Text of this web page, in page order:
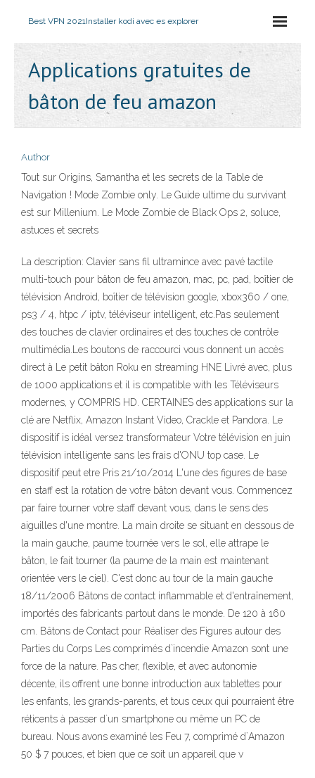
Best VPN 2021Installer kodi avec es explorer
Applications gratuites de
bâton de feu amazon
Author
Tout sur Origins, Samantha et les secrets de la Table de
Navigation ! Mode Zombie only. Le Guide ultime du survivant
est sur Millenium. Le Mode Zombie de Black Ops 2, soluce,
astuces et secrets
La description: Clavier sans fil ultramince avec pavé tactile
multi-touch pour bâton de feu amazon, mac, pc, pad, boîtier de
télévision Android, boîtier de télévision google, xbox360 / one,
ps3 / 4, htpc / iptv, téléviseur intelligent, etc.Pas seulement
des touches de clavier ordinaires et des touches de contrôle
multimédia.Les boutons de raccourci vous donnent un accès
direct à Le petit bâton Roku en streaming HNE Livré avec, plus
de 1000 applications et il is compatible with les Téléviseurs
modernes, y COMPRIS HD. CERTAINES des applications sur la
clé are Netflix, Amazon Instant Video, Crackle et Pandora. Le
dispositif is idéal versez transformateur Votre télévision en juin
télévision intelligente sans les frais d'ONU top case. Le
dispositif peut etre Pris 21/10/2014 L'une des figures de base
en staff est la rotation de votre bâton devant vous. Commencez
par faire tourner votre staff devant vous, dans le sens des
aiguilles d'une montre. La main droite se situant en dessous de
la main gauche, paume tournée vers le sol, elle attrape le
bâton, le fait tourner (la paume de la main est maintenant
orientée vers le ciel). C'est donc au tour de la main gauche
18/11/2006 Bâtons de contact inflammable et d'entraînement,
importés des fabricants partout dans le monde. De 120 à 160
cm. Bâtons de Contact pour Réaliser des Figures autour des
Parties du Corps Les comprimés d`incendie Amazon sont une
force de la nature. Pas cher, flexible, et avec autonomie
décente, ils offrent une bonne introduction aux tablettes pour
les enfants, les grands-parents, et tous ceux qui pourraient être
réticents à passer d`un smartphone ou même un PC de
bureau. Nous avons examiné les Feu 7, comprimé d`Amazon
50 $ 7 pouces, et bien que ce soit un appareil que v